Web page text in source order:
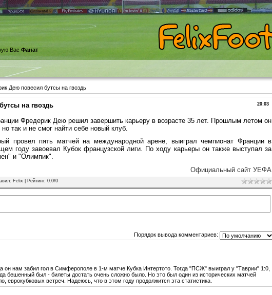
Вас Фанат
Дею повесил бутсы на гвоздь
20:03
на гвоздь
Фредерик Дею решил завершить карьеру в возрасте 35 лет. Прошлым летом он
так и не смог найти себе новый клуб.
провел пять матчей на международной арене, выиграл чемпионат Франции в
году завоевал Кубок французской лиги. По ходу карьеры он также выступал за
и "Олимпик".
Официальный сайт УЕФА
: Felix Рейтинг: 0.0/0
Порядок вывода комментариев:
он нам забил гол в Симферополе в 1-м матче Кубка Интертото. Тогда "ПСЖ" выиграл у "Таврии" 1:0,
бешенный был - билеты достать очень сложно было. Но это был один из исторических матчей
еврокубковых встреч. Надеюсь, что в этом году продолжится эта статистика.